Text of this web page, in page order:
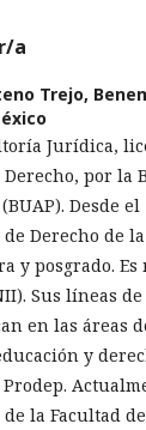
a
Trejo,
Jurídica,
por la
Desde
Derecho de
y posgrado.
Sus líneas
en las áreas
y
la Facultad